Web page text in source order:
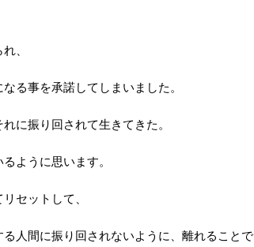
、
る事を承諾してしまいました。
に振り回されて生きてきた。
ように思います。
セットして、
人間に振り回されないように、離れることで